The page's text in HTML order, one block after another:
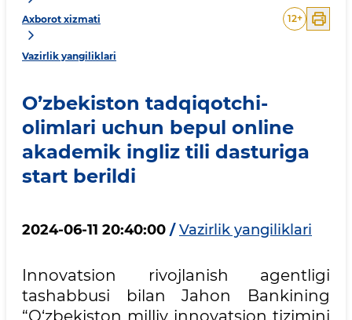
Axborot xizmati
Vazirlik yangiliklari
12+
O’zbekiston tadqiqotchi-
olimlari uchun bepul online
akademik ingliz tili dasturiga
start berildi
2024-06-11 20:40:00 / Vazirlik yangiliklari
Innovatsion rivojlanish agentligi
tashabbusi bilan Jahon Bankining
“O‘zbekiston milliy innovatsion tizimini